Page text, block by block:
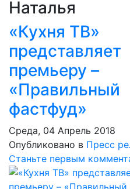
Наталья
«Кухня ТВ»
представляет
премьеру –
«Правильный
фастфуд»
Среда, 04 Апрель 2018
Опубликовано в Пресс
Станьте первым